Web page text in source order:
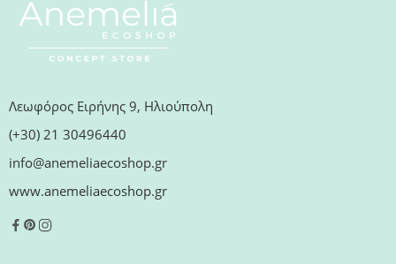
Λεωφόρος Ειρήνης 9, Ηλιούπολη
(+30) 21 30496440
info@anemeliaecoshop.gr
www.anemeliaecoshop.gr